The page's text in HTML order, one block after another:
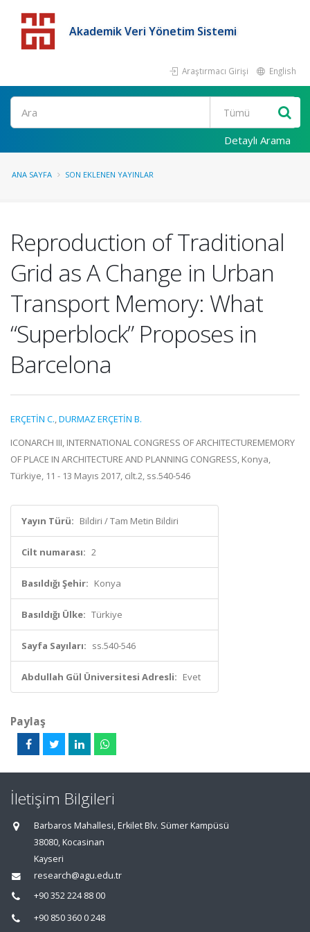
Akademik Veri Yönetim Sistemi
Araştırmacı Girişi English
Detaylı Arama
ANA SAYFA SON EKLENEN YAYINLAR
Reproduction of Traditional
Grid as A Change in Urban
Transport Memory: What
“Superblock” Proposes in
Barcelona
ERÇETİN C.,DURMAZ ERÇETİN B.
ICONARCH III, INTERNATIONAL CONGRESS OF ARCHITECTUREMEMORY
OF PLACE IN ARCHITECTURE AND PLANNING CONGRESS, Konya,
Türkiye, 11 - 13 Mayıs 2017, cilt.2, ss.540-546
Yayın Türü: Bildiri / Tam Metin Bildiri
Cilt numarası: 2
Basıldığı Şehir: Konya
Basıldığı Ülke: Türkiye
Sayfa Sayıları: ss.540-546
Abdullah Gül Üniversitesi Adresli: Evet
Paylaş
İletişim Bilgileri
Barbaros Mahallesi, Erkilet Blv. Sümer Kampüsü
38080, Kocasinan
Kayseri
research@agu.edu.tr
+90 352 224 88 00
+90 850 360 0 248